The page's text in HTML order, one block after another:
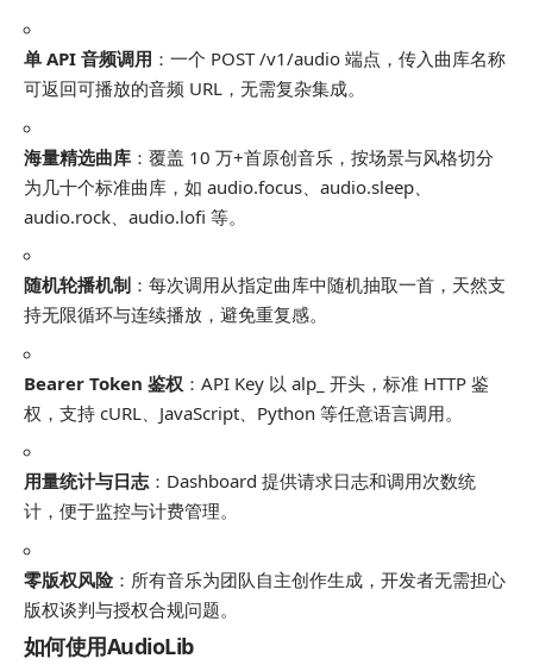
单 API 音频调用 ：一个 POST/v1/audio 端点，传入曲库名称
可返回可播放的音频 URL，无需复杂集成。
海量精选曲库 ：覆盖 10 万+首原创音乐，按场景与风格切分
为几十个标准曲库，如 audio.focus audio.sleep
audio.rock
audio.lofi 等。
随机轮播机制 ：每次调用从指定曲库中随机抽取一首，天然支
持无限循环与连续播放，避免重复感。
Bearer Token 鉴权 ：API Key 以 alp_ 开头，标准 HTTP 鉴
权，支持 cURL、JavaScript、Python 等任意语言调用。
用量统计与日志：Dashboard 提供请求日志和调用次数统
计，便于监控与计费管理。
零版权风险：所有音乐为团队自主创作生成，开发者无需担心
版权谈判与授权合规问题。
如何使用AudioLib